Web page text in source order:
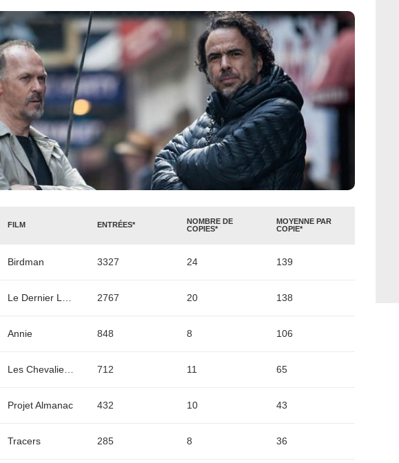
FILM ENTRÉES*
NOMBRE DE
COPIES*
MOYENNE PAR
COPIE*
Birdman 3327 24 139
2767 20 138
Annie 848 8 106
712 11 65
Projet Almanac 432 10 43
Tracers 285 8 36